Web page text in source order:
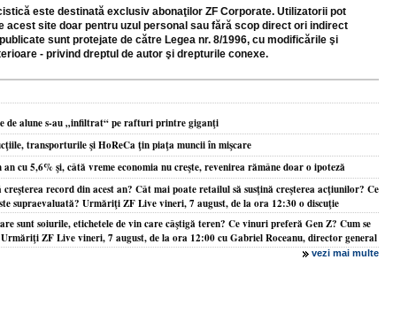
este destinată exclusiv abonaţilor ZF Corporate. Utilizatorii pot
acest site doar pentru uzul personal sau fără scop direct ori indirect
sunt protejate de către Legea nr. 8/1996, cu modificările şi
- privind dreptul de autor şi drepturile conexe.
de alune s-au „infiltrat“ pe rafturi printre giganţi
transporturile şi HoReCa ţin piaţa muncii în mişcare
cu 5,6% şi, câtă vreme economia nu creşte, revenirea rămâne doar o ipoteză
creşterea record din acest an? Cât mai poate retailul să susţină creşterea acţiunilor? Ce
supraevaluată? Urmăriţi ZF Live vineri, 7 august, de la ora 12:30 o discuţie
sunt soiurile, etichetele de vin care câştigă teren? Ce vinuri preferă Gen Z? Cum se
ZF Live vineri, 7 august, de la ora 12:00 cu Gabriel Roceanu, director general
vezi mai multe